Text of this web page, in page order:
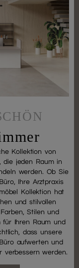
Kollektion von
die jeden Raum in
werden. Ob Sie
Ihre Arztpraxis
Kollektion hat
und stilvollen
Stilen und
für Ihren Raum und
dass unsere
aufwerten und
verbessern werden.